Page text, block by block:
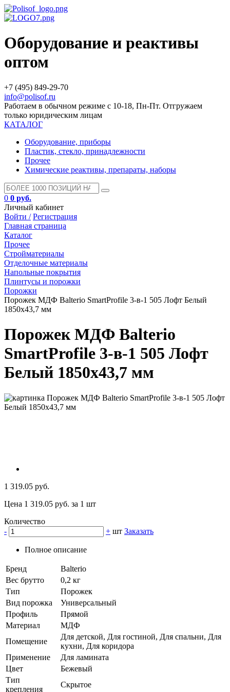
Оборудование и реактивы
оптом
+7 (495) 849-29-70
info@polisof.ru
Работаем в обычном режиме с 10-18, Пн-Пт. Отгружаем
только юридическим лицам
КАТАЛОГ
Оборудование, приборы
Пластик, стекло, принадлежности
Прочее
Химические реактивы, препараты, наборы
0 0 руб.
Личный кабинет
Войти / Регистрация
Главная страница
Каталог
Прочее
Стройматериалы
Отделочные материалы
Напольные покрытия
Плинтусы и порожки
Порожки
Порожек МДФ Balterio SmartProfile 3-в-1 505 Лофт Белый
1850x43,7 мм
Порожек МДФ Balterio
SmartProfile 3-в-1 505 Лофт
Белый 1850x43,7 мм
1 319.05 руб.
Цена 1 319.05 руб. за 1 шт
Количество
-
+ шт Заказать
Полное описание
Бренд
Balterio
Вес брутто
0,2 кг
Тип
Порожек
Вид порожка
Универсальный
Профиль
Прямой
Материал
МДФ
Помещение
Для детской, Для гостиной, Для спальни, Для
кухни, Для коридора
Применение
Для ламината
Цвет
Бежевый
Тип
крепления
Скрытое